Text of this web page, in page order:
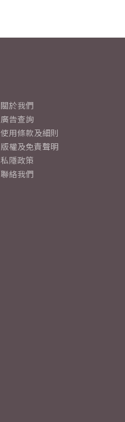
關於我們
廣告查詢
使用條款及細則
版權及免責聲明
私隱政策
聯絡我們